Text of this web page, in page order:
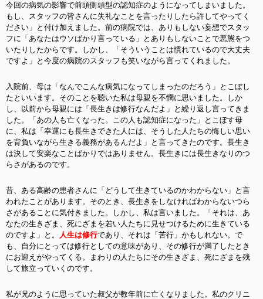
今回の病気の影響で前頭側頭型の認知症のようになってしまいました。
もし、スタッフの皆さんに失礼なことを言ったりしたら許してやってく
ださい」と付け加えました。前の病院では、ありもしない妄想でスタッ
フに「あなたはウソばかり言っている」とありもしないことで悪態をつ
いたりしたからです。しかし、「そういうことは慣れているので大丈夫
ですよ」と今度の病院のスタッフも笑いながら言ってくれました。
入院前、母は「なんでこんな病気になってしまったのだろう」とこぼし
たといいます。そのことを聴いた私は母親を不憫に思いました。しか
し、以前から母親には「長生きは修行なんだよ」と繰り返し言ってきま
した。「あの人も亡くなった。この人も認知症になった」とこぼす母
に、私は「幸運にも長生きできた人には、そうした人たちの悔しい思い
を背負いながら生きる義務があるんだよ」と言ってきたのです。長生き
は決して安楽なことばかりではありません。長生きには長生きなりのつ
らさがあるのです。
昔、ある高齢の患者さんに「どうして生きているのかわからない」と言
われたことがあります。そのとき、長生きをしなければわからないつら
さがあることに気付きました。しかし、私は言いました。「それは、あ
なたの生きざま、死にざまを若い人たちに見せつけるために生きている
のですよ」と。 人生は修行であり、それは「苦行」かもしれない。で
も、自分にとっては修行としての意味があり、その修行が満了したとき
にお迎えがやってくる。まわりの人たちにその生きざま、死にざまを残
して旅立っていくのです。
私が兄のように思っていた叔父が数年前に亡くなりました。私のクリニ